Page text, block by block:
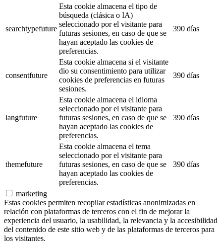
searchtypefuture
Esta cookie almacena el tipo de
búsqueda (clásica o IA)
seleccionado por el visitante para
futuras sesiones, en caso de que se
hayan aceptado las cookies de
preferencias.
390 días
consentfuture
Esta cookie almacena si el visitante
dio su consentimiento para utilizar
cookies de preferencias en futuras
sesiones.
390 días
langfuture
Esta cookie almacena el idioma
seleccionado por el visitante para
futuras sesiones, en caso de que se
hayan aceptado las cookies de
preferencias.
390 días
themefuture
Esta cookie almacena el tema
seleccionado por el visitante para
futuras sesiones, en caso de que se
hayan aceptado las cookies de
preferencias.
390 días
marketing
Estas cookies permiten recopilar estadísticas anonimizadas en
relación con plataformas de terceros con el fin de mejorar la
experiencia del usuario, la usabilidad, la relevancia y la accesibilidad
del contenido de este sitio web y de las plataformas de terceros para
los visitantes.